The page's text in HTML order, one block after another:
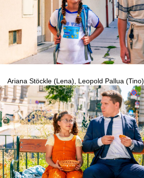
Ariana Stöckle (Lena), Leopold Pallua (Tino)